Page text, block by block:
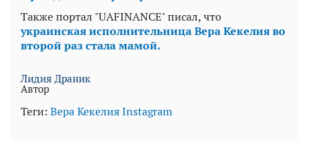
Также портал "UAFINANCE" писал, что
украинская исполнительница Вера Кекелия во
второй раз стала мамой.
Лидия Драник
Автор
Теги: Вера КекелияInstagram